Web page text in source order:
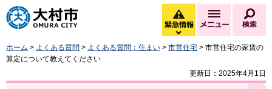
大村市
緊急情報
緊急情報を開く
メニュー
ホーム > よくある質問 > よくある質問：住まい > 市営住宅 > 市営住宅の家賃の
算定について教えてください
更新日：2025年4月1日